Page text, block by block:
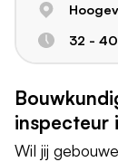
32 -
inspecteur
Wil jij